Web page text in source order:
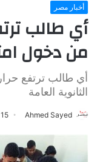
أخبار مصر
أي طالب
من دخول
أي طالب ترتفع
الثانوية العامة
Ahmed Sayed 15 مايو، 2020